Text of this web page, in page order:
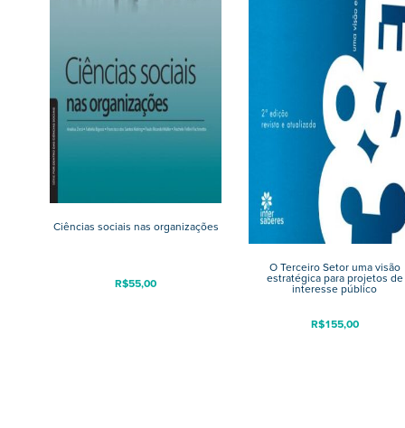
Ciências sociais nas organizações
R$55,00
O Terceiro Setor uma visão
estratégica para projetos de
interesse público
R$155,00